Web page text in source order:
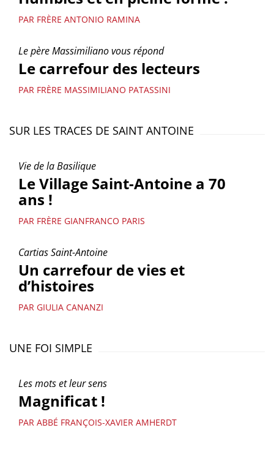
PAR FRÈRE ANTONIO RAMINA
Le père Massimiliano vous répond
Le carrefour des lecteurs
PAR FRÈRE MASSIMILIANO PATASSINI
SUR LES TRACES DE SAINT ANTOINE
Vie de la Basilique
Le Village Saint-Antoine a 70
ans !
PAR FRÈRE GIANFRANCO PARIS
Cartias Saint-Antoine
Un carrefour de vies et
d’histoires
PAR GIULIA CANANZI
UNE FOI SIMPLE
Les mots et leur sens
Magnificat !
PAR ABBÉ FRANÇOIS-XAVIER AMHERDT